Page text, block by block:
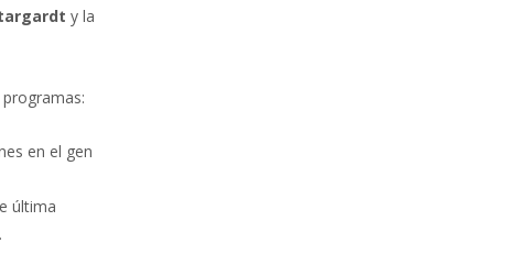
y la
en el gen
última